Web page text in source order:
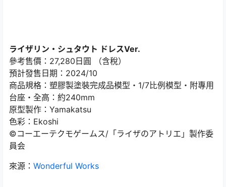
ライザリン・シュタウト ドレスVer.
參考售價：27,280日圓 （含稅）
預計發售日期：2024/10
商品規格：塑膠製塗裝完成品模型・1/7比例模型・附專用
台座・全高：約240mm
原型製作：Yamakatsu
色彩：Ekoshi
©コーエーテクモゲームス/「ライザのアトリエ」製作委
員会
來源： Wonderful Works